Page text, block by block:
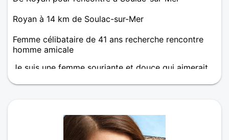
Royan à 14 km de Soulac-sur-Mer
Femme célibataire de 41 ans recherche rencontre
homme amicale
Je suis une femme souriante et douce qui aimerait